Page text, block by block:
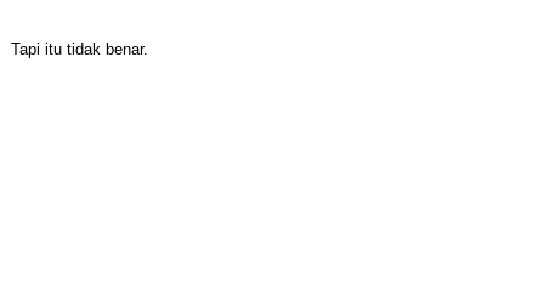
Tapi itu tidak benar.